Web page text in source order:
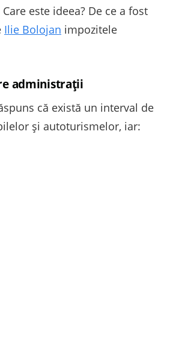
este ideea? De ce a fost
Ilie Bolojan impozitele
administrații
că există un interval de
și autoturismelor, iar: